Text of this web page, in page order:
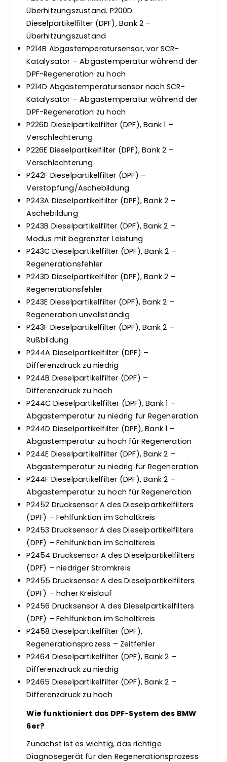
Überhitzungszustand. P200D
Dieselpartikelfilter (DPF), Bank 2 –
Überhitzungszustand
P214B Abgastemperatursensor, vor SCR-
Katalysator – Abgastemperatur während der
DPF-Regeneration zu hoch
P214D Abgastemperatursensor nach SCR-
Katalysator – Abgastemperatur während der
DPF-Regeneration zu hoch
P226D Dieselpartikelfilter (DPF), Bank 1 –
Verschlechterung
P226E Dieselpartikelfilter (DPF), Bank 2 –
Verschlechterung
P242F Dieselpartikelfilter (DPF) –
Verstopfung/Aschebildung
P243A Dieselpartikelfilter (DPF), Bank 2 –
Aschebildung
P243B Dieselpartikelfilter (DPF), Bank 2 –
Modus mit begrenzter Leistung
P243C Dieselpartikelfilter (DPF), Bank 2 –
Regenerationsfehler
P243D Dieselpartikelfilter (DPF), Bank 2 –
Regenerationsfehler
P243E Dieselpartikelfilter (DPF), Bank 2 –
Regeneration unvollständig
P243F Dieselpartikelfilter (DPF), Bank 2 –
Rußbildung
P244A Dieselpartikelfilter (DPF) –
Differenzdruck zu niedrig
P244B Dieselpartikelfilter (DPF) –
Differenzdruck zu hoch
P244C Dieselpartikelfilter (DPF), Bank 1 –
Abgastemperatur zu niedrig für Regeneration
P244D Dieselpartikelfilter (DPF), Bank 1 –
Abgastemperatur zu hoch für Regeneration
P244E Dieselpartikelfilter (DPF), Bank 2 –
Abgastemperatur zu niedrig für Regeneration
P244F Dieselpartikelfilter (DPF), Bank 2 –
Abgastemperatur zu hoch für Regeneration
P2452 Drucksensor A des Dieselpartikelfilters
(DPF) – Fehlfunktion im Schaltkreis
P2453 Drucksensor A des Dieselpartikelfilters
(DPF) – Fehlfunktion im Schaltkreis
P2454 Drucksensor A des Dieselpartikelfilters
(DPF) – niedriger Stromkreis
P2455 Drucksensor A des Dieselpartikelfilters
(DPF) – hoher Kreislauf
P2456 Drucksensor A des Dieselpartikelfilters
(DPF) – Fehlfunktion im Schaltkreis
P2458 Dieselpartikelfilter (DPF),
Regenerationsprozess – Zeitfehler
P2464 Dieselpartikelfilter (DPF), Bank 2 –
Differenzdruck zu niedrig
P2465 Dieselpartikelfilter (DPF), Bank 2 –
Differenzdruck zu hoch
Wie funktioniert das DPF-System des BMW
6er?
Zunächst ist es wichtig, das richtige
Diagnosegerät für den Regenerationsprozess